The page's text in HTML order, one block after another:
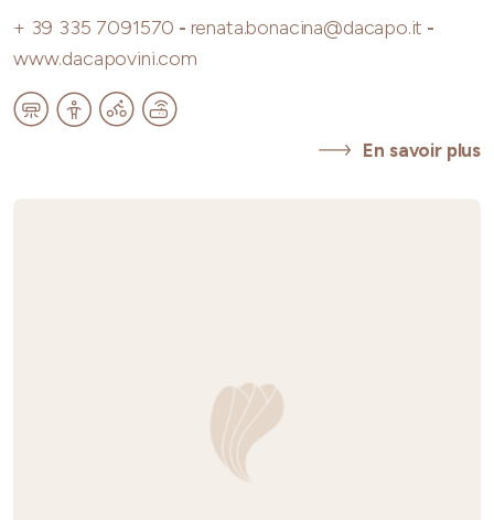
+ 39 335 7091570 - renata.bonacina@dacapo.it -
www.dacapovini.com
En savoir plus